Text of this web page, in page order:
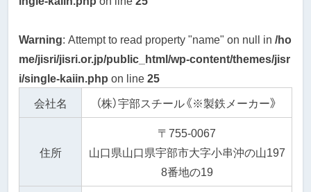
Warning: Attempt to read property "name" on null in /ho
me/jisri/jisri.or.jp/public_html/wp-content/themes/jisr
i/single-kaiin.php on line25
会社名
（株）宇部スチール《※製鉄メーカー》
住所
〒755-0067
山口県山口県宇部市大字小串沖の山197
8番地の19